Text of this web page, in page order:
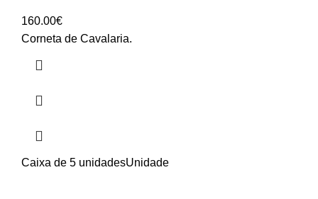
160.00€
Corneta de Cavalaria.
Caixa de 5 unidadesUnidade